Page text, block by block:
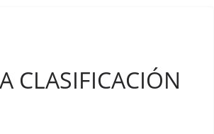
CLASIFICACIÓN